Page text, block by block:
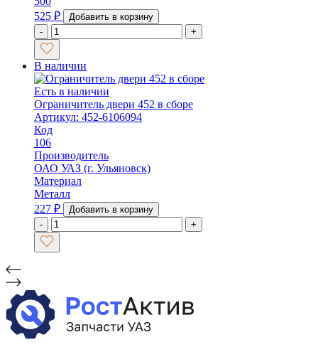
525 ₽
Добавить в корзину
-
+
В наличии
Есть в наличии
Ограничитель двери 452 в сборе
Артикул: 452-6106094
Код
106
Производитель
ОАО УАЗ (г. Ульяновск)
Материал
Металл
227 ₽
Добавить в корзину
-
+